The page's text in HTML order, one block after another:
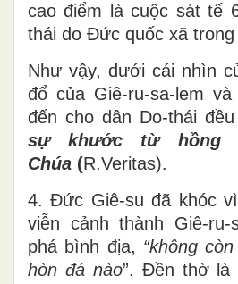
cao điểm là cuộc sát tế
thái do Đức quốc xã trong
Như vậy, dưới cái nhìn
đổ của Giê-ru-sa-lem
đến cho dân Do-thái
sự khước từ hồng
Chúa (R.Veritas).
4. Đức Giê-su đã khóc
viễn cảnh thành Giê-
phá bình địa, “không
hòn đá nào”. Đền thờ là